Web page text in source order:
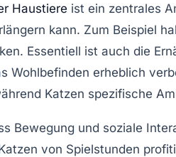
Haustiere ist ein zentrales
kann. Zum Beispiel
Essentiell ist auch die
Wohlbefinden erheblich
Katzen spezifische
Bewegung und soziale
von Spielstunden